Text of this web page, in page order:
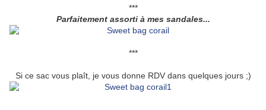
***
Parfaitement assorti à mes sandales...
***
Si ce sac vous plaît, je vous donne RDV dans quelques jours ;)